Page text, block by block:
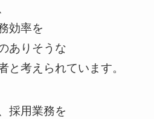
効率を
ありそうな
と考えられています。
採用業務を